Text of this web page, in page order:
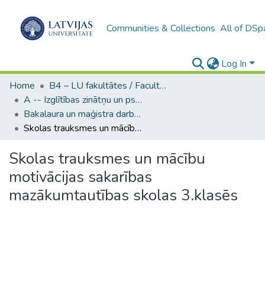
Communities & Collections All of
Log In
Home
B4 – LU fakultātes / Faculties of the UL
A -- Izglītības zinātņu un psiholoģijas fakultāte / Faculty of Education Sciences and Psychology
Bakalaura un maģistra darbi (PPMF) / Bachelor's and Master's theses
Skolas trauksmes un mācību motivācijas sakarības mazākumtautības skolas 3.klasēs
Skolas trauksmes un mācību
motivācijas sakarības
mazākumtautības skolas 3.klasēs